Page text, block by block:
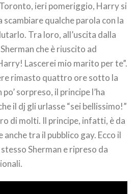
ieri pomeriggio, Harry si
qualche parola con la
Tra loro, all’uscita dalla
che è riuscito ad
Lascerei mio marito per te”.
rimasto quattro ore sotto la
sorpreso, il principe l’ha
il dj gli urlasse “sei bellissimo!”
di molti. Il principe, infatti, è da
tra il pubblico gay. Ecco il
Sherman e ripreso da